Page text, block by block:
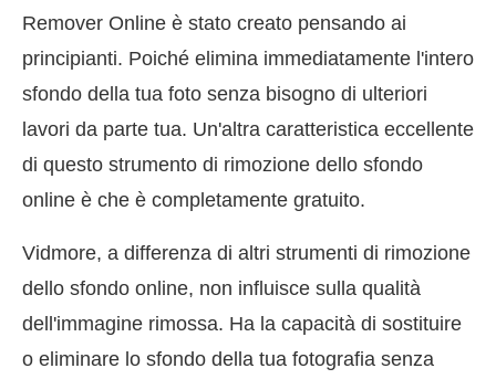
Remover Online è stato creato pensando ai
principianti. Poiché elimina immediatamente l'intero
sfondo della tua foto senza bisogno di ulteriori
lavori da parte tua. Un'altra caratteristica eccellente
di questo strumento di rimozione dello sfondo
online è che è completamente gratuito.
Vidmore, a differenza di altri strumenti di rimozione
dello sfondo online, non influisce sulla qualità
dell'immagine rimossa. Ha la capacità di sostituire
o eliminare lo sfondo della tua fotografia senza